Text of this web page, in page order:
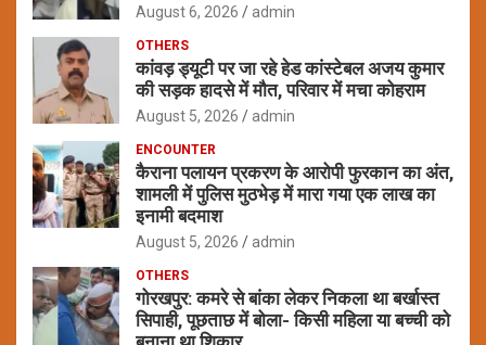
August 6, 2026 admin
OTHERS
कांवड़ ड्यूटी पर जा रहे हेड कांस्टेबल अजय कुमार
की सड़क हादसे में मौत, परिवार में मचा कोहराम
August 5, 2026 admin
ENCOUNTER
कैराना पलायन प्रकरण के आरोपी फुरकान का अंत,
शामली में पुलिस मुठभेड़ में मारा गया एक लाख का
इनामी बदमाश
August 5, 2026 admin
OTHERS
गोरखपुर: कमरे से बांका लेकर निकला था बर्खास्त
सिपाही, पूछताछ में बोला- किसी महिला या बच्ची को